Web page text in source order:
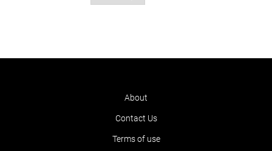
About
Contact Us
Terms of use